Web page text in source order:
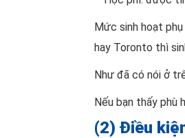
Mức sinh hoạt
hay Toronto thì
Như đã có nói ở
Nếu bạn thấy phù
(2) Điều